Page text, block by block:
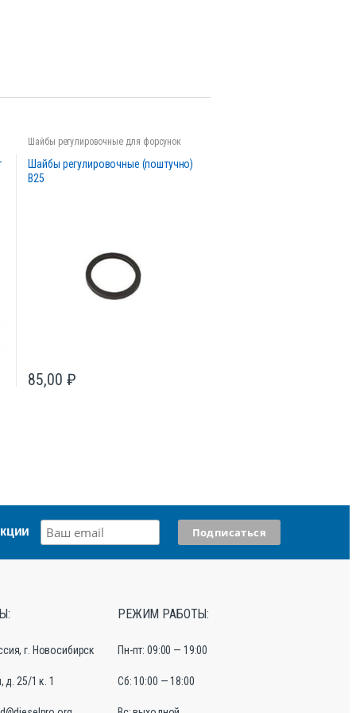
Шайбы регулировочные для форсунок
Шайбы регулировочные (поштучно)
B25
85,00 ₽
г. Новосибирск
д. 25/1 к. 1
РЕЖИМ РАБОТЫ:
Пн-пт: 09:00 — 19:00
Сб: 10:00 — 18:00